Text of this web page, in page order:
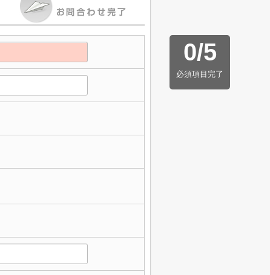
0/5
必須項目完了